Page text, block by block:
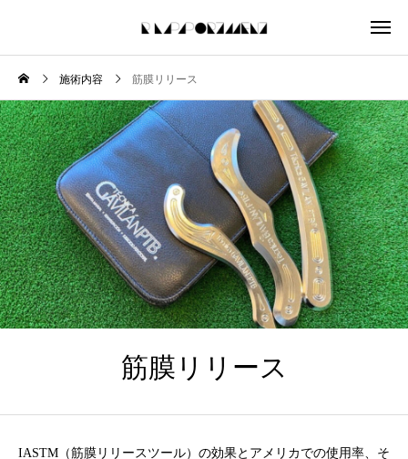
施術内容 筋膜リリース
筋膜リリース
IASTM（筋膜リリースツール）の効果とアメリカでの使用率、そ